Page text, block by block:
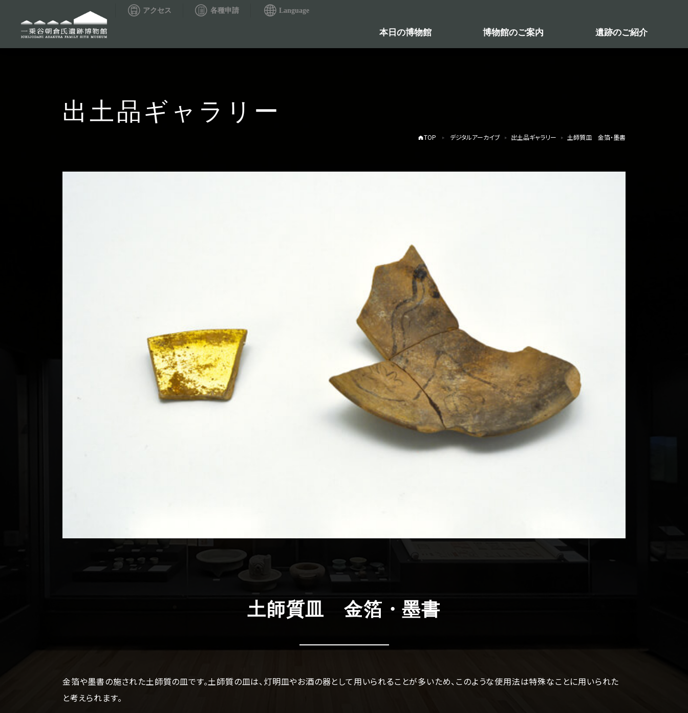
アクセス 各種申請 Language
本日の博物館 博物館のご案内 遺跡のご紹介
出土品ギャラリー
TOP デジタルアーカイブ 出土品ギャラリー 土師質皿 金箔・墨書
土師質皿 金箔・墨書
金箔や墨書の施された土師質の皿です。土師質の皿は、灯明皿やお酒の器として用いられることが多いため、このような使用法は特殊なことに用いられた
と考えられます。